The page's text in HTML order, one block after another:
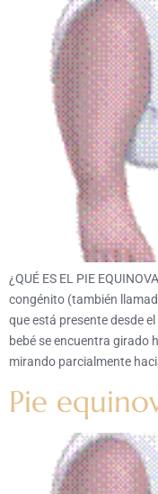
¿QUÉ ES EL PIE
congénito (también
que está presente desde
bebé se encuentra girado
mirando parcialmente
Pie